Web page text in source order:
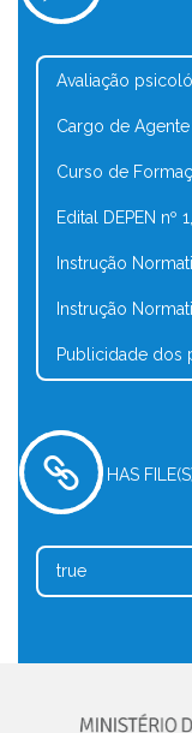
Avaliação
Cargo de Agente
Curso de
Edital DEPEN nº
Instrução
Instrução
Publicidade dos
HAS
true